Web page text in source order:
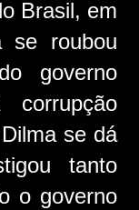
Brasil, em
se roubou
governo
se dá
tanto
o governo